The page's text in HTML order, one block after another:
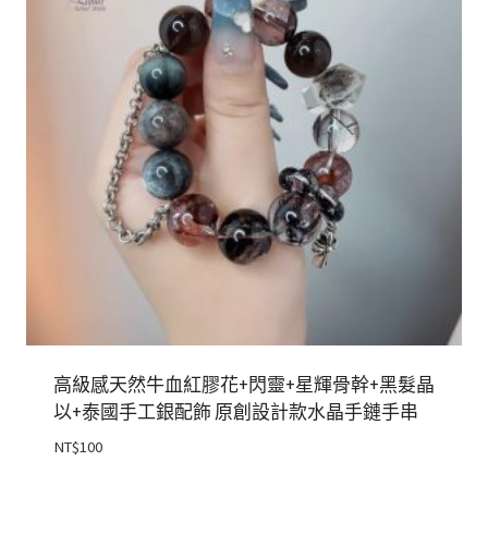
高級感天然牛血紅膠花+閃靈+星輝骨幹+黑髮晶
以+泰國手工銀配飾 原創設計款水晶手鏈手串
NT$100